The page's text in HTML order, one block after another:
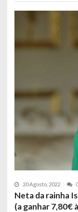
20 Agosto, 2022 0
Neta da rainha
(a ganhar 7,80€